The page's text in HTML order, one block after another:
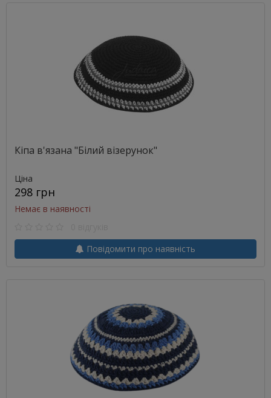
Кіпа в'язана "Білий візерунок"
Ціна
298 грн
Немає в наявності
Повідомити про наявність